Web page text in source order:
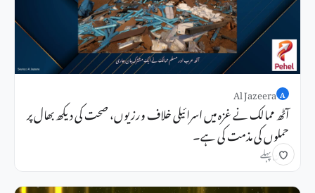
A
Al Jazeera
آٹھ ممالک نے غزہ میں اسرائیلی خلاف ورزیوں، صحت کی دیکھ بھال پر
حملوں کی مذمت کی ہے۔
1 دن پہلے